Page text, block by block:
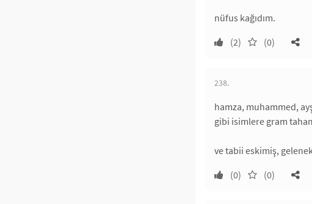
nüfus kağıdım.
(2)
(0)
238.
hamza, muhammed,
gibi isimlere gram
ve tabii eskimiş,
(0)
(0)